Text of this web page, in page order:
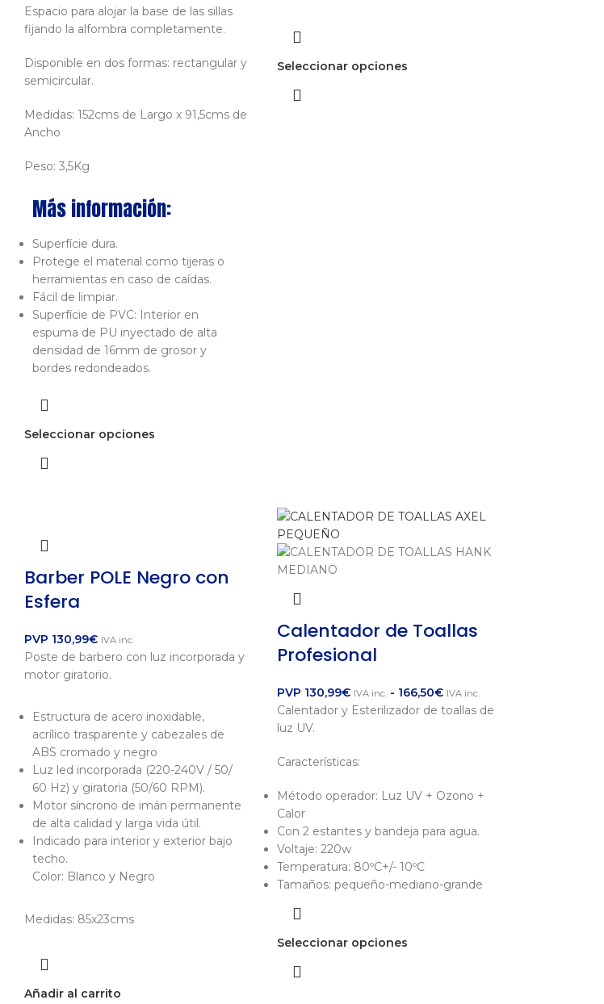
Espacio para alojar la base de las sillas
fijando la alfombra completamente.
Disponible en dos formas: rectangular y
semicircular.
Medidas: 152cms de Largo x 91,5cms de
Ancho
Peso: 3,5Kg
Más información:
Superfície dura.
Protege el material como tijeras o
herramientas en caso de caídas.
Fácil de limpiar.
Superfície de PVC: Interior en
espuma de PU inyectado de alta
densidad de 16mm de grosor y
bordes redondeados.
Seleccionar opciones
Seleccionar opciones
Barber POLE Negro con
Esfera
PVP 130,99€ IVA inc.
Poste de barbero con luz incorporada y
motor giratorio.
Estructura de acero inoxidable,
acrílico trasparente y cabezales de
ABS cromado y negro
Luz led incorporada (220-240V / 50/
60 Hz) y giratoria (50/60 RPM).
Motor síncrono de imán permanente
de alta calidad y larga vida útil.
Indicado para interior y exterior bajo
techo.
Color: Blanco y Negro
Medidas: 85x23cms
Añadir al carrito
Calentador de Toallas
Profesional
PVP 130,99€ IVA inc. - 166,50€ IVA inc.
Calentador y Esterilizador de toallas de
luz UV.
Características:
Método operador: Luz UV + Ozono +
Calor
Con 2 estantes y bandeja para agua.
Voltaje: 220w
Temperatura: 80ºC+/- 10ºC
Tamaños: pequeño-mediano-grande
Seleccionar opciones